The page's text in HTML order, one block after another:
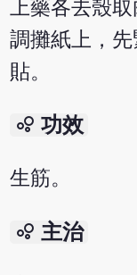
上藥各去殼
調攤紙上，先
貼。
bubble_chart 功效
生筋。
bubble_chart 主治